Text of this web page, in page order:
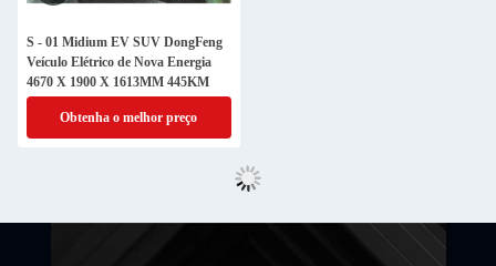
S - 01 Midium EV SUV DongFeng
Veículo Elétrico de Nova Energia
4670 X 1900 X 1613MM 445KM
Obtenha o melhor preço